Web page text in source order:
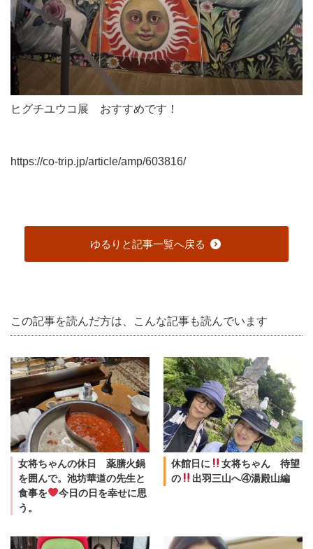
ヒグチユウコ展 おすすめです！
https://co-trip.jp/article/amp/603816/
ゆるりと記事一覧へ戻る
この記事を読んだ方は、こんな記事も読んでいます
女将ちゃんの休日 薬膳火鍋
を囲んで。池坊華道の先生と
食事を
今日の日を幸せに思
う。
休館日に
女将ちゃん 待望
の
出羽三山へ④湯殿山編